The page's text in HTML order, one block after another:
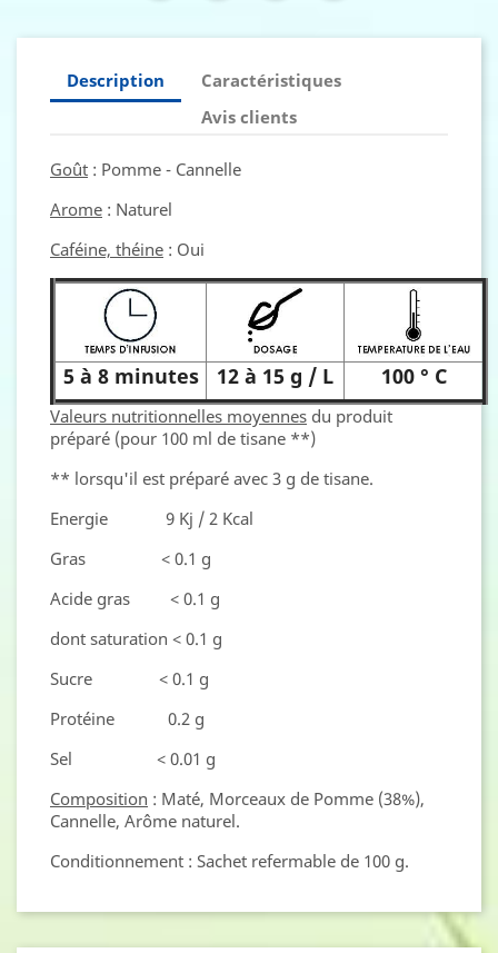
Description
Caractéristiques
Avis clients
Goût : Pomme - Cannelle
Arome : Naturel
Caféine, théine : Oui
5 à 8 minutes 12 à 15 g / L 100 ° C
Valeurs nutritionnelles moyennes du produit
préparé (pour 100 ml de tisane **)
** lorsqu'il est préparé avec 3 g de tisane.
Energie 9 Kj / 2 Kcal
Gras < 0.1 g
Acide gras < 0.1 g
dont saturation < 0.1 g
Sucre < 0.1 g
Protéine 0.2 g
Sel < 0.01 g
Composition : Maté, Morceaux de Pomme (38%),
Cannelle, Arôme naturel.
Conditionnement : Sachet refermable de 100 g.